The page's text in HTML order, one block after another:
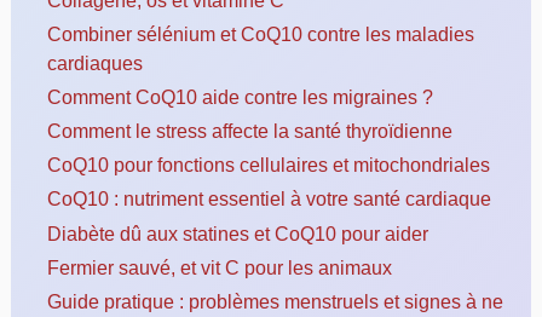
Combiner sélénium et CoQ10 contre les maladies
cardiaques
Comment CoQ10 aide contre les migraines ?
Comment le stress affecte la santé thyroïdienne
CoQ10 pour fonctions cellulaires et mitochondriales
CoQ10 : nutriment essentiel à votre santé cardiaque
Diabète dû aux statines et CoQ10 pour aider
Fermier sauvé, et vit C pour les animaux
Guide pratique : problèmes menstruels et signes à ne